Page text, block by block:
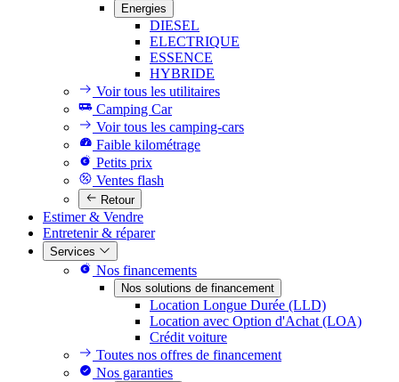
Energies
DIESEL
ELECTRIQUE
ESSENCE
HYBRIDE
Voir tous les utilitaires
Camping Car
Voir tous les camping-cars
Faible kilométrage
Petits prix
Ventes flash
Retour
Estimer & Vendre
Entretenir & réparer
Services
Nos financements
Nos solutions de financement
Location Longue Durée (LLD)
Location avec Option d'Achat (LOA)
Crédit voiture
Toutes nos offres de financement
Nos garanties